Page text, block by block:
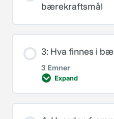
bærekraftsmål
3: Hva finnes i
3 Emner
Expand